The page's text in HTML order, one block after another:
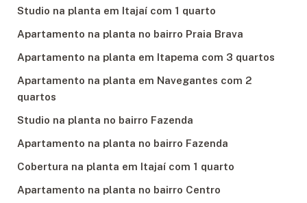
Studio na planta em Itajaí com 1 quarto
Apartamento na planta no bairro Praia Brava
Apartamento na planta em Itapema com 3 quartos
Apartamento na planta em Navegantes com 2
quartos
Studio na planta no bairro Fazenda
Apartamento na planta no bairro Fazenda
Cobertura na planta em Itajaí com 1 quarto
Apartamento na planta no bairro Centro